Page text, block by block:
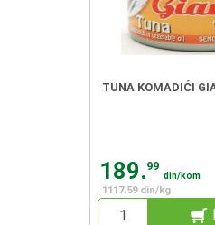
TUNA KOMADIĆI
189.99
din/kom
1117.59 din/kg